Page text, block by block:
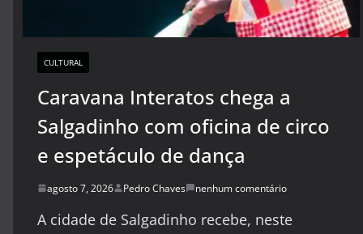
CULTURAL
Caravana Interatos chega a
Salgadinho com oficina de circo
e espetáculo de dança
agosto 7, 2026 Pedro Chaves nenhum comentário
A cidade de Salgadinho recebe, neste